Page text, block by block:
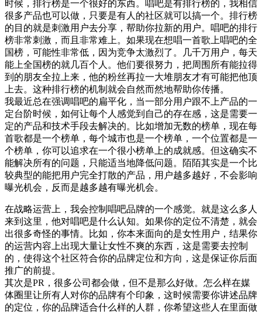
时候，排行榜是一个很好的东西。唱吧是有排行榜的，我相信
很多产品也可以做，只要是有人的社区就可以搞一个。排行榜
的目的就是刺激用户去分享，帮助你拉新的用户。唱吧的排行
榜非常刺激，而且非常难上。如果现在想唱一首歌上唱吧的全
国榜，可能性非常低，因为竞争太激烈了。几千万用户，每天
能上全国榜的就几百个人。他们要很努力，把周围所有能拉得
到的朋友全拉上来，他的粉丝再拉一大堆朋友才有可能把他顶
上去。这种排行榜的机制就会自然而然地帮助你传播。
我最近总在强调唱吧的扁平化，当一部分用户跟不上产品的一
定台阶时候，如何让每个人感觉到自己的存在感，这是需要一
定的产品和技术手段去解决的。比如增加无数的榜单，现在每
首歌都是一个榜单，每个城市也是一个榜单，一个位置都是一
个榜单，你可以追求在一个很小榜单上的成就感。但这确实不
能解决所有的问题，只能适当地降低问题。陌陌其实是一个比
较典型的能把用户完全打散的产品，用户越多越好，不会影响
曝光机会，反而是越多越有曝光机会。
在战略运营上，我会控制唱吧品牌的一个感觉。就是这么多人
来到这里，他对唱吧是什么认知。如果你的定位不清楚，就会
出很多奇怪的事情。比如，你本来面向的是女性用户，结果你
的运营内容上出现大量让女性不爽的东西，这是需要去控制
的，使得这个社区符合你的品牌定位和方向，这是保证你后面
推广的前提。
其次是PR，很多公司都会做，但不是那么好做。怎么样在媒
体圈里让所有人对你的品牌有个印象，这时候需要你讲述品牌
的定位，你的品牌适合什么样的人群，你希望这些人在里面做